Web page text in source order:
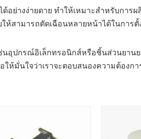
ย่างง่ายดาย ทำให้เหมาะสำหรับการ
สามารถตัดเฉือนหลายหน้าได้ในการตั้
อุปกรณ์อิเล็กทรอนิกส์หรือชิ้นส่วนยาน
ห้มั่นใจว่าเราจะตอบสนองความต้องกา